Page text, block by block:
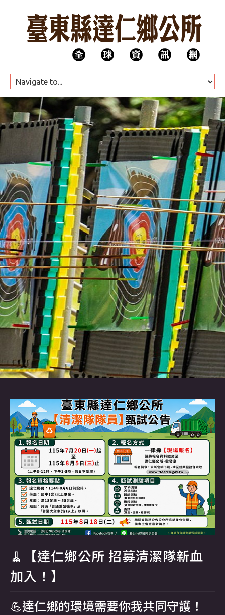
HOME
公所團隊
代表會
認識達仁
訊息專區
便民服務
資訊公開
民意交流
🧹【達仁鄉公所 招募清潔隊新血
加入！】
💪達仁鄉的環境需要你我共同守護！